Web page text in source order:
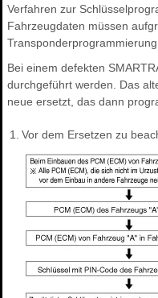
Verfahren zur
Fahrzeugdaten müssen
Bei einem defekten
durchgeführt werden. Das
neue ersetzt, das dann
1. Vor dem Ersetzen zu